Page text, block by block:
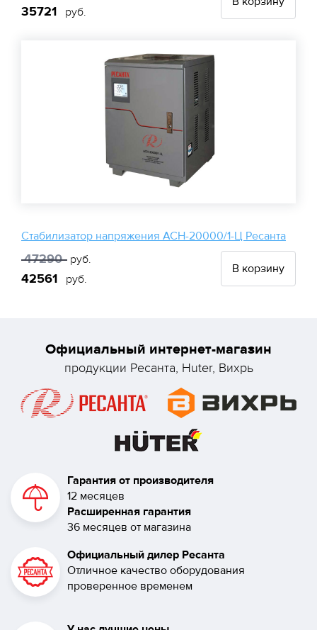
35721 руб.
Стабилизатор напряжения АСН-20000/1-Ц Ресанта
47290 руб.
42561 руб.
В корзину
Официальный интернет-магазин
продукции Ресанта, Huter, Вихрь
Гарантия от производителя
12 месяцев
Расширенная гарантия
36 месяцев от магазина
Официальный дилер Ресанта
Отличное качество оборудования
проверенное временем